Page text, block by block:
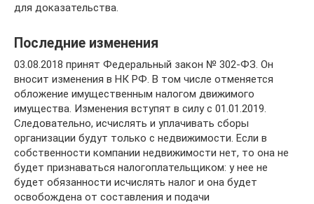
для доказательства.
Последние изменения
03.08.2018 принят Федеральный закон № 302-ФЗ. Он
вносит изменения в НК РФ. В том числе отменяется
обложение имущественным налогом движимого
имущества. Изменения вступят в силу с 01.01.2019.
Следовательно, исчислять и уплачивать сборы
организации будут только с недвижимости. Если в
собственности компании недвижимости нет, то она не
будет признаваться налогоплательщиком: у нее не
будет обязанности исчислять налог и она будет
освобождена от составления и подачи